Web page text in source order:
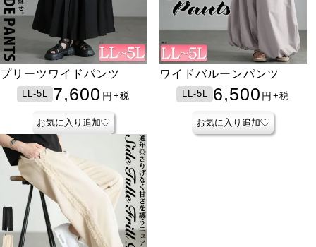
プリーツワイドパンツ
LL-5L 7,600 円 +税
お気に入り追加
ワイドバルーンパンツ
LL-5L 6,500 円 +税
お気に入り追加